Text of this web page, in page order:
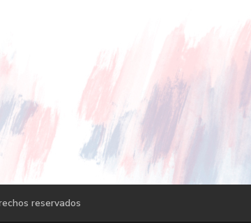
reservados